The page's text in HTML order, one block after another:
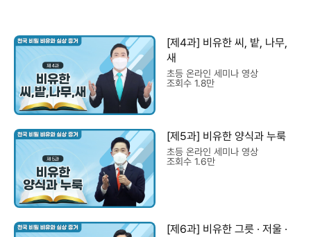
[제4과] 비유한 씨, 밭, 나무,
새
초등 온라인 세미나 영상
조회수 1.8만
[제5과] 비유한 양식과 누룩
초등 온라인 세미나 영상
조회수 1.6만
[제6과] 비유한 그릇 · 저울 ·